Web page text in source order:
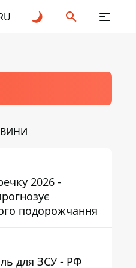
2026 -
подорожчання
для ЗСУ - РФ